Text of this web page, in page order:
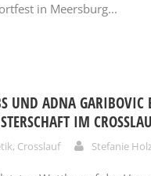
in Meersburg...
UND ADNA GARIBOVIC
IM
, Crosslauf Stefanie